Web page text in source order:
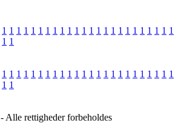
1 1 1 1 1 1 1 1 1 1 1 1 1 1 1 1 1 1 1 1 1 1 1 1
1 1
1 1 1 1 1 1 1 1 1 1 1 1 1 1 1 1 1 1 1 1 1 1 1 1
1 1
- Alle rettigheder forbeholdes